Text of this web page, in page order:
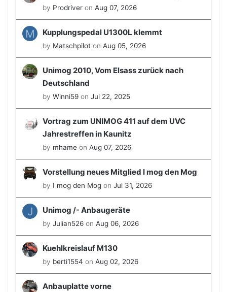
by Prodriver on Aug 07, 2026
M Kupplungspedal U1300L klemmt
by Matschpilot on Aug 05, 2026
Unimog 2010, Vom Elsass zurück nach
Deutschland
by Winni59 on Jul 22, 2025
Vortrag zum UNIMOG 411 auf dem UVC
Jahrestreffen in Kaunitz
by mhame on Aug 07, 2026
Vorstellung neues Mitglied I mog den Mog
by I mog den Mog on Jul 31, 2026
J Unimog /- Anbaugeräte
by Julian526 on Aug 06, 2026
Kuehlkreislauf M130
by berti1554 on Aug 02, 2026
Anbauplatte vorne